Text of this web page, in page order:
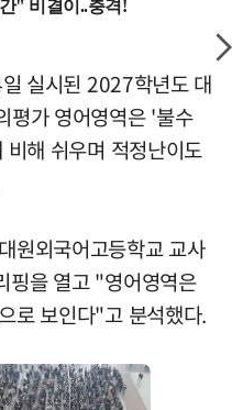
실시된 2027학년도 대
평가 영어영역은 '불수
해 쉬우며 적정난이도
원외국어고등학교 교사
핑을 열고 "영어영역은
로 보인다"고 분석했다.